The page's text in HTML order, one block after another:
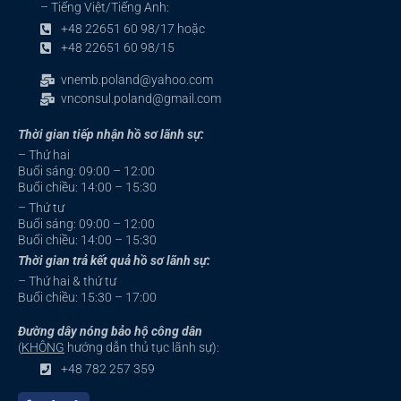
– Tiếng Việt/Tiếng Anh:
+48 22651 60 98/17 hoặc
+48 22651 60 98/15
vnemb.poland@yahoo.com
vnconsul.poland@gmail.com
Thời gian tiếp nhận hồ sơ lãnh sự:
– Thứ hai
Buổi sáng: 09:00 – 12:00
Buổi chiều: 14:00 – 15:30
– Thứ tư
Buổi sáng: 09:00 – 12:00
Buổi chiều: 14:00 – 15:30
Thời gian trả kết quả hồ sơ lãnh sự:
– Thứ hai & thứ tư
Buổi chiều: 15:30 – 17:00
Đường dây nóng bảo hộ công dân
(KHÔNG hướng dẫn thủ tục lãnh sự):
+48 782 257 359